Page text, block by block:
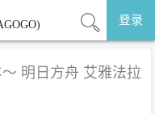
登录
明日方舟 艾雅法拉